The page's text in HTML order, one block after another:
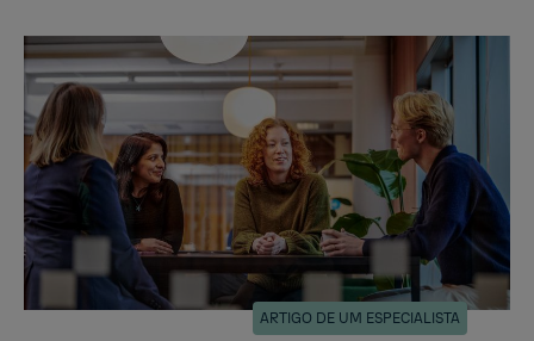
ARTIGO DE UM ESPECIALISTA